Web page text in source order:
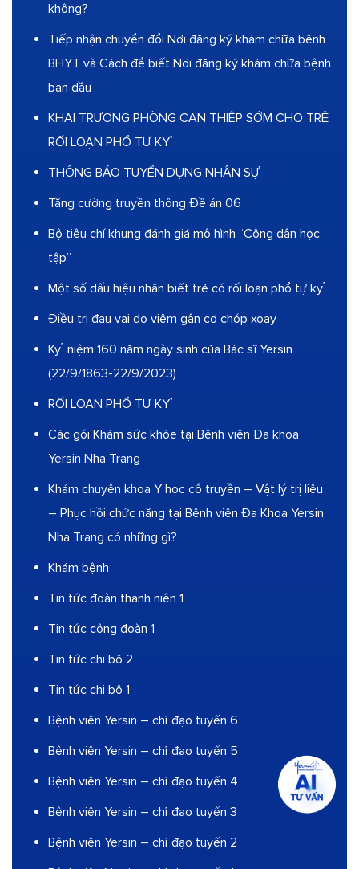
không?
Tiếp nhận chuyển đổi Nơi đăng ký khám chữa bệnh
BHYT và Cách để biết Nơi đăng ký khám chữa bệnh
ban đầu
KHAI TRƯƠNG PHÒNG CAN THIỆP SỚM CHO TRẺ
RỐI LOẠN PHỔ TỰ KỶ
THÔNG BÁO TUYỂN DỤNG NHÂN SỰ
Tăng cường truyền thông Đề án 06
Bộ tiêu chí khung đánh giá mô hình “Công dân học
tập”
Một số dấu hiệu nhận biết trẻ có rối loạn phổ tự kỷ
Điều trị đau vai do viêm gân cơ chóp xoay
Kỷ niệm 160 năm ngày sinh của Bác sĩ Yersin
(22/9/1863-22/9/2023)
RỐI LOẠN PHỔ TỰ KỶ
Các gói Khám sức khỏe tại Bệnh viện Đa khoa
Yersin Nha Trang
Khám chuyên khoa Y học cổ truyền – Vật lý trị liệu
– Phục hồi chức năng tại Bệnh viện Đa Khoa Yersin
Nha Trang có những gì?
Khám bệnh
Tin tức đoàn thanh niên 1
Tin tức công đoàn 1
Tin tức chi bộ 2
Tin tức chi bộ 1
Bệnh viện Yersin – chỉ đạo tuyến 6
Bệnh viện Yersin – chỉ đạo tuyến 5
Bệnh viện Yersin – chỉ đạo tuyến 4
Bệnh viện Yersin – chỉ đạo tuyến 3
Bệnh viện Yersin – chỉ đạo tuyến 2